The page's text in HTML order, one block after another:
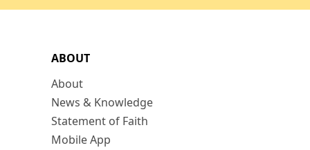
ABOUT
About
News & Knowledge
Statement of Faith
Mobile App